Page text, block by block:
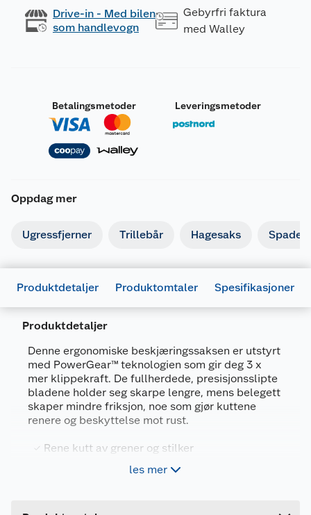
Drive-in - Med bilen
som handlevogn
Gebyrfri faktura
med Walley
Betalingsmetoder Leveringsmetoder
Oppdag mer
Ugressfjerner Trillebår Hagesaks Spade
Produktdetaljer Produktomtaler Spesifikasjoner
Produktdetaljer
Denne ergonomiske beskjæringssaksen er utstyrt
med PowerGear™ teknologien som gir deg 3 x
mer klippekraft. De fullherdede, presisjonsslipte
bladene holder seg skarpe lengre, mens belegett
skaper mindre friksjon, noe som gjør kuttene
renere og beskyttelse mot rust.
Rene kutt av grener og stilker
les mer
Generelt
Artikkelnummer
6411501111234